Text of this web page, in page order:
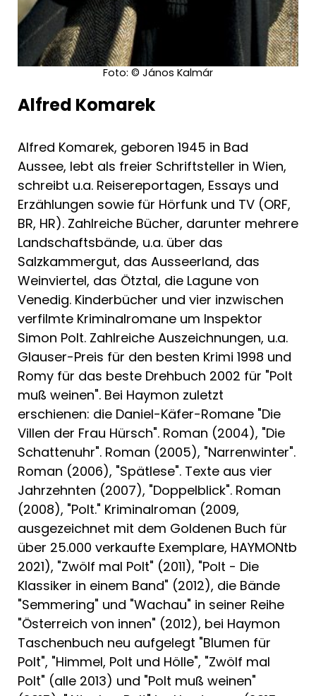
*****************
>Ich liebe Komareks Polt-Bücher! Er stellt
das Weinviertel und seine Bewohner
verpackt das Ganze auch noch in herrlich
ihm ein ganz großer Wurf gelungen!<
>Kauzige Dorfbewohner, Weinviertler Flair
und ein sympathischer Ermittler machen
auch den ersten Polt zu einem absoluten
Lesevergnügen.<
>Komareks Schreibstil ist brillant! Kein
Wunder, dass er für "Polt muss weinen" den
Friedrich-Glauser-Preis erhalten hat, mehr
als verdient! Außerdem bekommt man
beim Lesen immer Lust auf einen edlen
Tropfen …<
*****************
"Polt ist Kult."
Niederösterreichisches Wirtschaftsblatt
"... zweifellos ist der schlag- und trinkfeste
Polt, der andernorts als archaisch gelten
müsste, hierorts der einzig wahre und
brauchbare Gesetzeshüter."
Der Standard, Ingeborg Sperl
Foto: © János Kalmár
Alfred Komarek
Alfred Komarek, geboren 1945 in Bad
Aussee, lebt als freier Schriftsteller in Wien,
schreibt u.a. Reisereportagen, Essays und
Erzählungen sowie für Hörfunk und TV (ORF,
BR, HR). Zahlreiche Bücher, darunter mehrere
Landschaftsbände, u.a. über das
Salzkammergut, das Ausseerland, das
Weinviertel, das Ötztal, die Lagune von
Venedig. Kinderbücher und vier inzwischen
verfilmte Kriminalromane um Inspektor
Simon Polt. Zahlreiche Auszeichnungen, u.a.
Glauser-Preis für den besten Krimi 1998 und
Romy für das beste Drehbuch 2002 für "Polt
muß weinen". Bei Haymon zuletzt
erschienen: die Daniel-Käfer-Romane "Die
Villen der Frau Hürsch". Roman (2004), "Die
Schattenuhr". Roman (2005), "Narrenwinter".
Roman (2006), "Spätlese". Texte aus vier
Jahrzehnten (2007), "Doppelblick". Roman
(2008), "Polt." Kriminalroman (2009,
ausgezeichnet mit dem Goldenen Buch für
über 25.000 verkaufte Exemplare, HAYMONtb
2021), "Zwölf mal Polt" (2011), "Polt - Die
Klassiker in einem Band" (2012), die Bände
"Semmering" und "Wachau" in seiner Reihe
"Österreich von innen" (2012), bei Haymon
Taschenbuch neu aufgelegt "Blumen für
Polt", "Himmel, Polt und Hölle", "Zwölf mal
Polt" (alle 2013) und "Polt muß weinen"